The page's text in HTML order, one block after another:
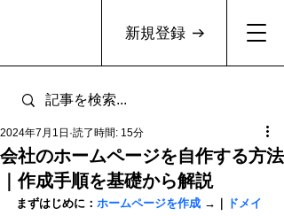
新規登録
会社のホームページを自作する方法
｜作成手順を基礎から解説
2024年7月1日 読了時間: 15分
まずはじめに： ホームページを作成 →｜
ドメイ